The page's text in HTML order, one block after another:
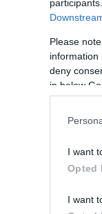
Please
information
deny
in below
I want
Opted
I want
„Nehéz
de Olivia végig
történt,